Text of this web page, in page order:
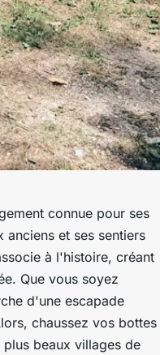
connue pour ses
anciens et ses sentiers
à l'histoire, créant
Que vous soyez
d'une escapade
chaussez vos bottes
beaux villages de